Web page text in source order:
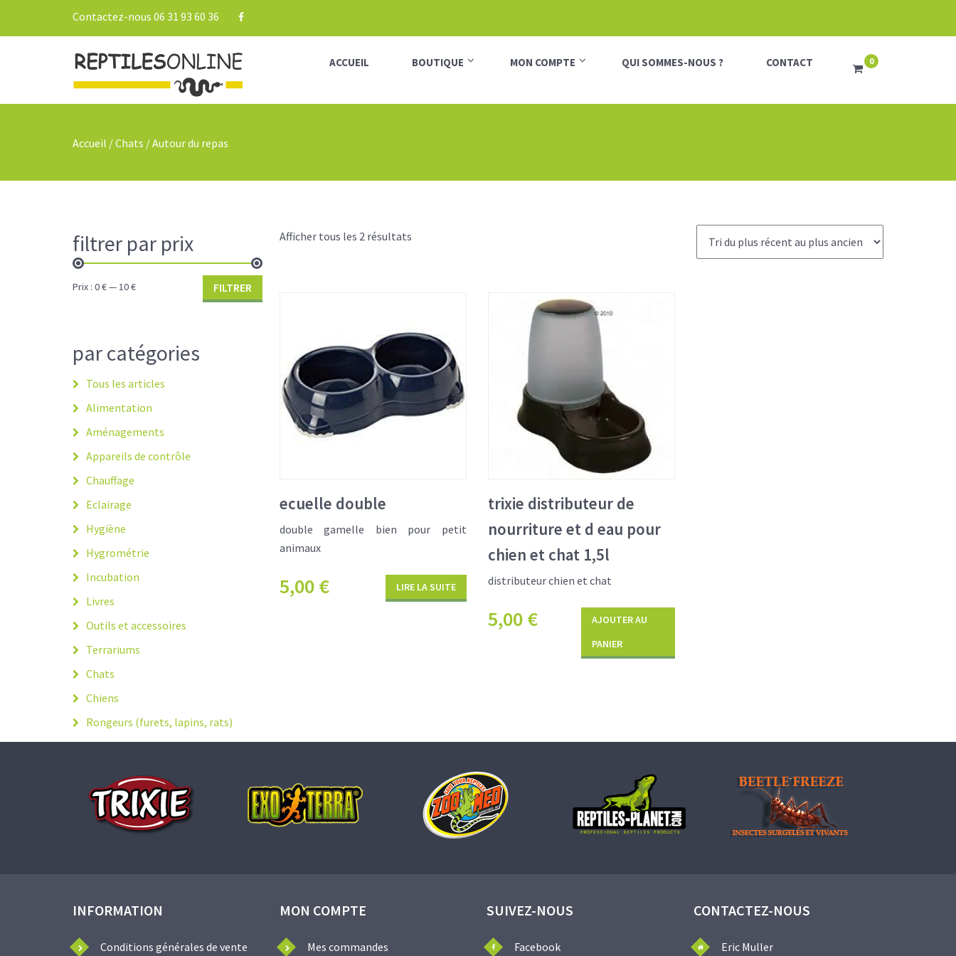
Contactez-nous 06 31 93 60 36
ACCUEIL BOUTIQUE MON COMPTE QUI SOMMES-NOUS ? CONTACT 0
Accueil /Chats / Autour du repas
Afficher tous les 2 résultats
ecuelle double
double gamelle bien pour petit
animaux
5,00€ LIRE LA SUITE
trixie distributeur de
nourriture et d eau pour
chien et chat 1,5l
distributeur chien et chat
5,00€
AJOUTER AU
PANIER
filtrer par prix
FILTRER
Prix : 0 €—10 €
par catégories
Tous les articles
Alimentation
Aménagements
Appareils de contrôle
Chauffage
Eclairage
Hygiène
Hygrométrie
Incubation
Livres
Outils et accessoires
Terrariums
Chats
Chiens
Rongeurs (furets, lapins, rats)
INFORMATION
Conditions générales de vente
MON COMPTE
Mes commandes
SUIVEZ-NOUS
Facebook
CONTACTEZ-NOUS
Eric Muller